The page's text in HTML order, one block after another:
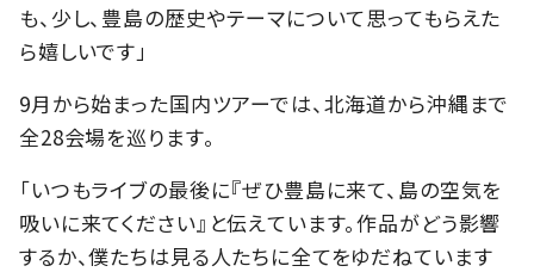
も、少し、豊島の歴史やテーマについて思ってもらえた
ら嬉しいです」
9月から始まった国内ツアーでは、北海道から沖縄まで
全28会場を巡ります。
「いつもライブの最後に『ぜひ豊島に来て、島の空気を
吸いに来てください』と伝えています。作品がどう影響
するか、僕たちは見る人たちに全てをゆだねています